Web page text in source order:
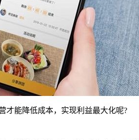
才能降低成本，实现利益最大化呢?